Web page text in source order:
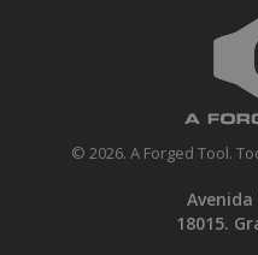
© 2026. A Forged Tool.
Avenida
18015.